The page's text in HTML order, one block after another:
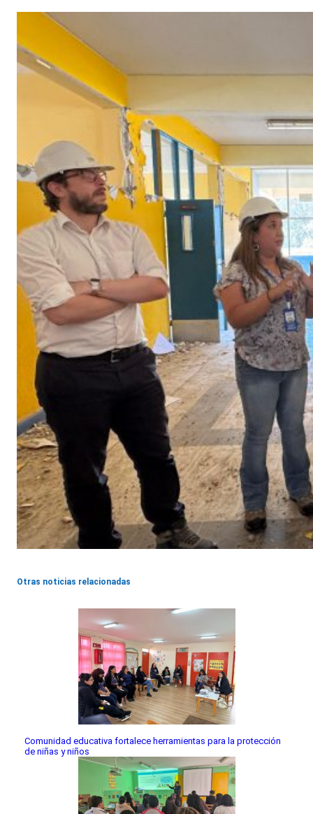
Otras noticias relacionadas
Comunidad educativa fortalece herramientas para la protección
de niñas y niños